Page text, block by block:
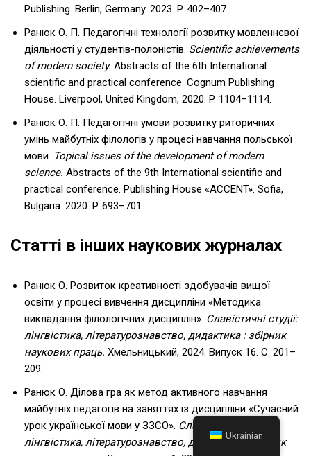
Publishing. Berlin, Germany. 2023. P. 402–407.
Ранюк О. П. Педагогічні технології розвитку мовленнєвої
діяльності у студентів-полоністів. Scientific achievements
of modern society. Abstracts of the 6th International
scientific and practical conference. Cognum Publishing
House. Liverpool, United Kingdom, 2020. P. 1104–1114.
Ранюк О. П. Педагогічні умови розвитку риторичних
умінь майбутніх філологів у процесі навчання польської
мови. Topical issues of the development of modern
science. Abstracts of the 9th International scientific and
practical conference. Publishing House «ACCENT». Sofia,
Bulgaria. 2020. P. 693–701.
Статті в інших наукових журналах
Ранюк О. Розвиток креативності здобувачів вищої
освіти у процесі вивчення дисципліни «Методика
викладання філологічних дисциплін». Славістичні студії:
лінгвістика, літературознавство, дидактика : збірник
наукових праць. Хмельницький, 2024. Випуск 16. С. 201–
209.
Ранюк О. Ділова гра як метод активного навчання
майбутніх педагогів на заняттях із дисципліни «Сучасний
урок української мови у ЗЗСО». Славістичні студії:
лінгвістика, літературознавство, дидактика : збірник
Ukrainian